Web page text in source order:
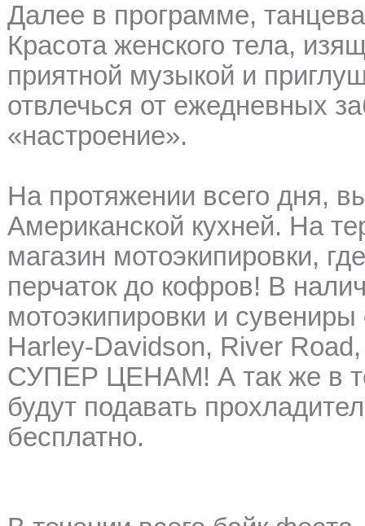
Далее в программе,
Красота женского тела,
приятной музыкой и
отвлечься от ежедневных
«настроение».
На протяжении всего дня,
Американской кухней. На
магазин мотоэкипировки,
перчаток до кофров! В
мотоэкипировки и
Harley-Davidson, River
СУПЕР ЦЕНАМ! А так же в
будут подавать
бесплатно.